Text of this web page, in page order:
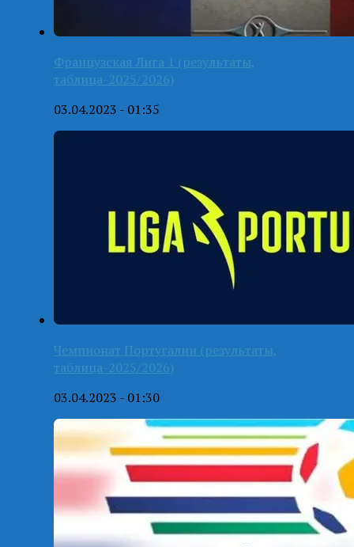
Французская Лига 1 (результаты,
таблица-2025/2026)
03.04.2023 - 01:35
Чемпионат Португалии (результаты,
таблица-2025/2026)
03.04.2023 - 01:30